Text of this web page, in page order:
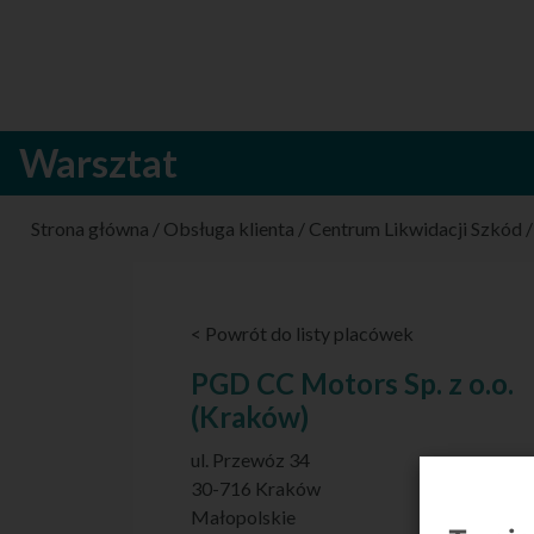
Warsztat
Strona główna / Obsługa klienta / Centrum Likwidacji Szkód /
< Powrót do listy placówek
PGD CC Motors Sp. z o.o.
(Kraków)
ul. Przewóz 34
30-716 Kraków
Małopolskie